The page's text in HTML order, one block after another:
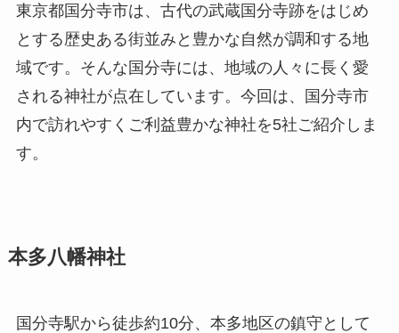
東京都国分寺市は、古代の武蔵国分寺跡をはじめ
とする歴史ある街並みと豊かな自然が調和する地
域です。そんな国分寺には、地域の人々に長く愛
される神社が点在しています。今回は、国分寺市
内で訪れやすくご利益豊かな神社を5社ご紹介しま
す。
本多八幡神社
国分寺駅から徒歩約10分、本多地区の鎮守として